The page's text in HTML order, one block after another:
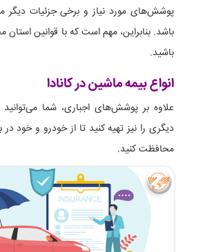
پوشش‌های مورد نیاز و برخی جزئیات
باشد. بنابراین، مهم است که با قوانین
باشید.
انواع بیمه ماشین در کانادا
علاوه بر پوشش‌های اجباری، شما
دیگری را نیز تهیه کنید تا از خودرو و خود
محافظت کنید.